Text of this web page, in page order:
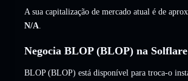
A sua capitalização de mercado atual é de
N/A
Negocia BLOP (BLOP) na Solflare
BLOP (BLOP) está disponível para troca-o